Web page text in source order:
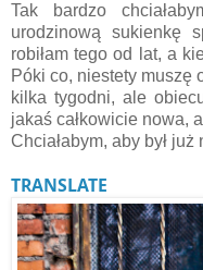
Tak bardzo
urodzinową sukienkę
robiłam tego od lat, a
Póki co, niestety muszę
kilka tygodni, ale
jakaś całkowicie nowa,
Chciałabym, aby był już
TRANSLATE